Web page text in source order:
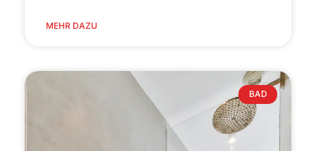
MEHR DAZU
BAD